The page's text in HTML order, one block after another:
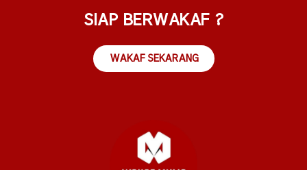
SIAP BERWAKAF ?
WAKAF SEKARANG